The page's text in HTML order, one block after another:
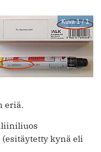
Kuva 1 / 1
eriä.
(esitäytetty kynä eli